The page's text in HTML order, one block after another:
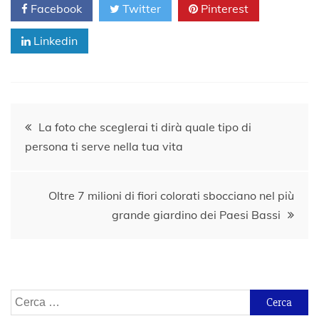
Facebook Twitter Pinterest
Linkedin
Navigazione
articoli
La foto che sceglerai ti dirà quale tipo di
persona ti serve nella tua vita
Oltre 7 milioni di fiori colorati sbocciano nel più
grande giardino dei Paesi Bassi
Ricerca
per: